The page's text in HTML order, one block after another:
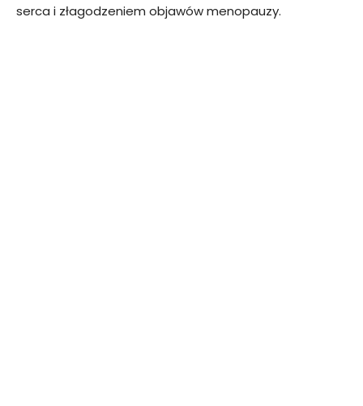
serca i złagodzeniem objawów menopauzy.